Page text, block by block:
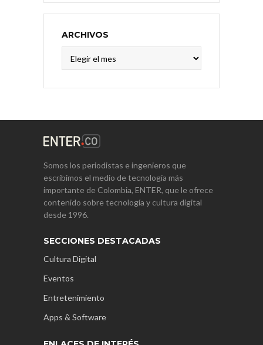
ARCHIVOS
Somos los periodistas e ingenieros que
escribimos el medio de tecnología más
importante de Colombia, ENTER, que le ofrece
contenido sobre tecnología y cultura digital
desde 1996.
SECCIONES DESTACADAS
Cultura Digital
Eventos
Entretenimiento
Apps & Software